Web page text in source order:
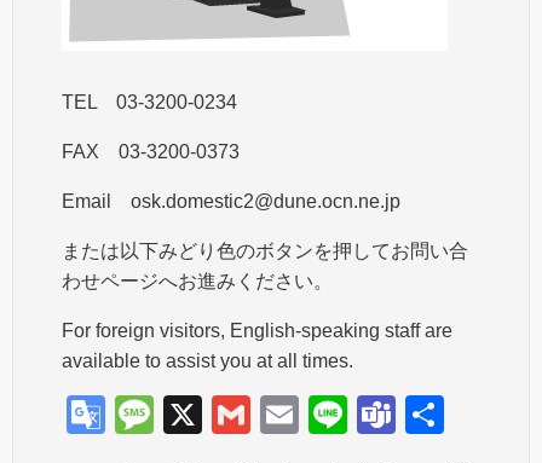
TEL 03-3200-0234
FAX 03-3200-0373
Email osk.domestic2@dune.ocn.ne.jp
または以下みどり色のボタンを押してお問い合
わせページへお進みください。
For foreign visitors, English-speaking staff are
available to assist you at all times.
G
M X
G
E
Li
T